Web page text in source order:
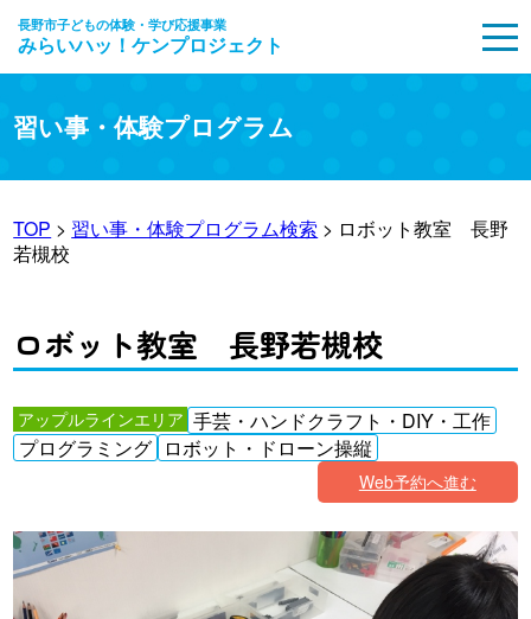
長野市子どもの体験・学び応援事業
みらいハッ！ケンプロジェクト
習い事・体験プログラム
TOP > 習い事・体験プログラム検索 > ロボット教室 長野
若槻校
ロボット教室 長野若槻校
アップルラインエリア 手芸・ハンドクラフト・DIY・工作
プログラミング ロボット・ドローン操縦
Web予約へ進む